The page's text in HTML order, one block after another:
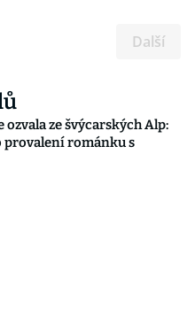
Další
ozvala ze švýcarských Alp:
provalení románku s